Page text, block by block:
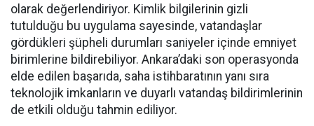
olarak değerlendiriyor. Kimlik bilgilerinin gizli
tutulduğu bu uygulama sayesinde, vatandaşlar
gördükleri şüpheli durumları saniyeler içinde emniyet
birimlerine bildirebiliyor. Ankara’daki son operasyonda
elde edilen başarıda, saha istihbaratının yanı sıra
teknolojik imkanların ve duyarlı vatandaş bildirimlerinin
de etkili olduğu tahmin ediliyor.